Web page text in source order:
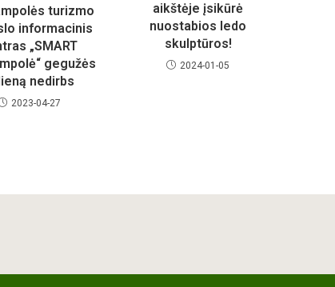
turizmo
informacinis
„SMART
gegužės
nedirbs
2023-04-27
aikštėje įsikūrė
nuostabios ledo
skulptūros!
2024-01-05